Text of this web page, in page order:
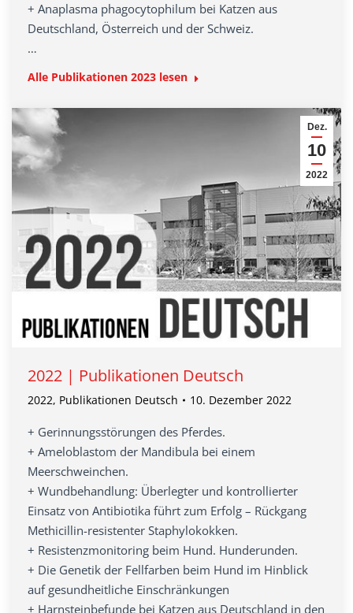
+ Anaplasma phagocytophilum bei Katzen aus
Deutschland, Österreich und der Schweiz.
…
Alle Publikationen 2023 lesen
Dez.
10
2022
2022 | Publikationen Deutsch
2022, Publikationen Deutsch 10. Dezember 2022
+ Gerinnungsstörungen des Pferdes.
+ Ameloblastom der Mandibula bei einem
Meerschweinchen.
+ Wundbehandlung: Überlegter und kontrollierter
Einsatz von Antibiotika führt zum Erfolg – Rückgang
Methicillin-resistenter Staphylokokken.
+ Resistenzmonitoring beim Hund. Hunderunden.
+ Die Genetik der Fellfarben beim Hund im Hinblick
auf gesundheitliche Einschränkungen
+ Harnsteinbefunde bei Katzen aus Deutschland in den